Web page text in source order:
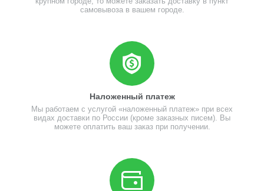
самовывоза в вашем городе.
Наложенный платеж
Мы работаем с услугой «наложенный платеж» при всех
видах доставки по России (кроме заказных писем). Вы
можете оплатить ваш заказ при получении.